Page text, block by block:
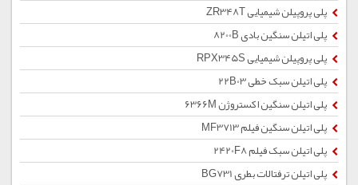
پلی پروپیلن شیمیایی ZR348T
پلی اتیلن سنگین بادی 8200B
پلی پروپیلن شیمیایی RPX345S
پلی اتیلن سبک خطی 22B03
پلی اتیلن سنگین اکستروژن 6366M
پلی اتیلن سنگین فیلم MF3713
پلی اتیلن سبک فیلم 2420F8
پلی اتیلن ترفتالات بطری BG731